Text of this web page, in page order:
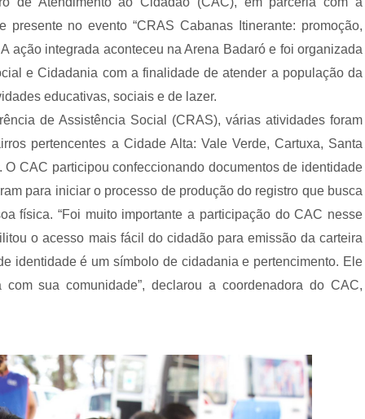
presente no evento “CRAS Cabanas Itinerante: promoção,
ação integrada aconteceu na Arena Badaró e foi organizada
e Cidadania com a finalidade de atender a população da
educativas, sociais e de lazer.
de Assistência Social (CRAS), várias atividades foram
pertencentes a Cidade Alta: Vale Verde, Cartuxa, Santa
CAC participou confeccionando documentos de identidade
para iniciar o processo de produção do registro que busca
física. “Foi muito importante a participação do CAC nesse
o acesso mais fácil do cidadão para emissão da carteira
identidade é um símbolo de cidadania e pertencimento. Ele
sua comunidade”, declarou a coordenadora do CAC,